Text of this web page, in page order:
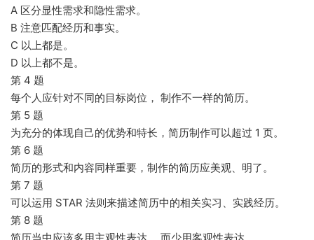
A 区分显性需求和隐性需求。
B 注意匹配经历和事实。
C 以上都是。
D 以上都不是。
第 4 题
每个人应针对不同的目标岗位， 制作不一样的简历。
第 5 题
为充分的体现自己的优势和特长，简历制作可以超过 1 页。
第 6 题
简历的形式和内容同样重要，制作的简历应美观、明了。
第 7 题
可以运用 STAR 法则来描述简历中的相关实习、实践经历。
第 8 题